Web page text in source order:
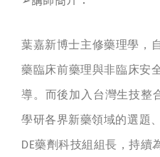
葉嘉新博士主修藥理學，
藥臨床前藥理與非臨床安
導。而後加入台灣生技整
學研各界新藥領域的選題
DE藥劑科技組組長，持續